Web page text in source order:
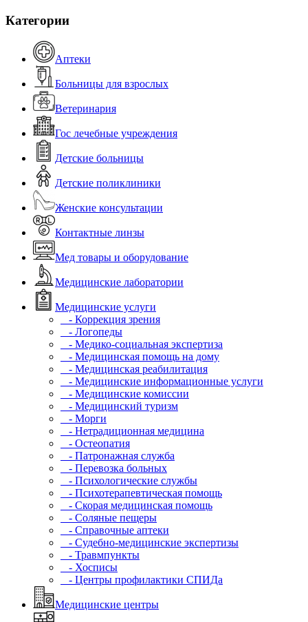
Категории
Аптеки
Больницы для взрослых
Ветеринария
Гос лечебные учреждения
Детские больницы
Детские поликлиники
Женские консультации
Контактные линзы
Мед товары и оборудование
Медицинские лаборатории
Медицинские услуги
- Коррекция зрения
- Логопеды
- Медико-социальная экспертиза
- Медицинская помощь на дому
- Медицинская реабилитация
- Медицинские информационные услуги
- Медицинские комиссии
- Медицинский туризм
- Морги
- Нетрадиционная медицина
- Остеопатия
- Патронажная служба
- Перевозка больных
- Психологические службы
- Психотерапевтическая помощь
- Скорая медицинская помощь
- Соляные пещеры
- Справочные аптеки
- Судебно-медицинские экспертизы
- Травмпункты
- Хосписы
- Центры профилактики СПИДа
Медицинские центры